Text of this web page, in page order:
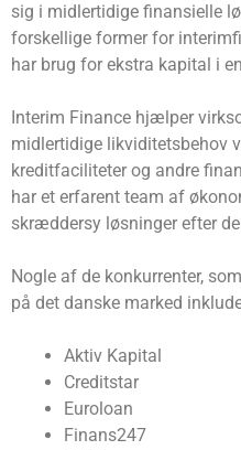
sig i midlertidige finansielle
forskellige former for
har brug for ekstra kapital i
Interim Finance hjælper
midlertidige likviditetsbehov
kreditfaciliteter og andre
har et erfarent team af
skræddersy løsninger efter
Nogle af de konkurrenter,
på det danske marked
Aktiv Kapital
Creditstar
Euroloan
Finans247